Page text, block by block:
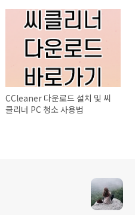
CCleaner 다운로드 설치 및 씨
클리너 PC 청소 사용법